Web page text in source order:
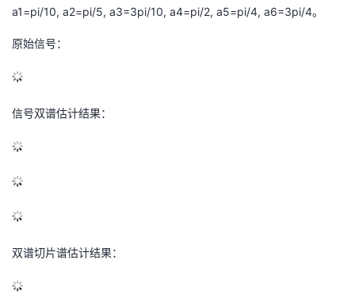
a1=pi/10, a2=pi/5, a3=3pi/10, a4=pi/2, a5=pi/4, a6=3pi/4。
原始信号：
信号双谱估计结果：
双谱切片谱估计结果：